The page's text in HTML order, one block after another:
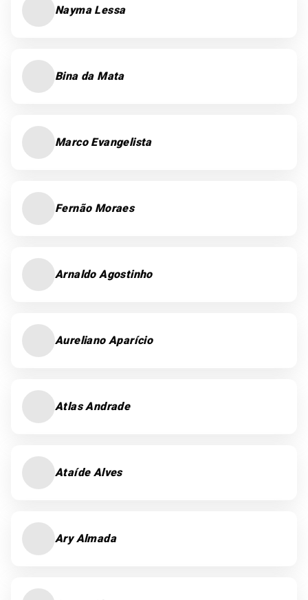
Nayma Lessa
Bina da Mata
Marco Evangelista
Fernão Moraes
Arnaldo Agostinho
Aureliano Aparício
Atlas Andrade
Ataíde Alves
Ary Almada